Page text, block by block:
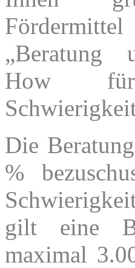
„Beratung
How
Die
%
gilt eine
maximal